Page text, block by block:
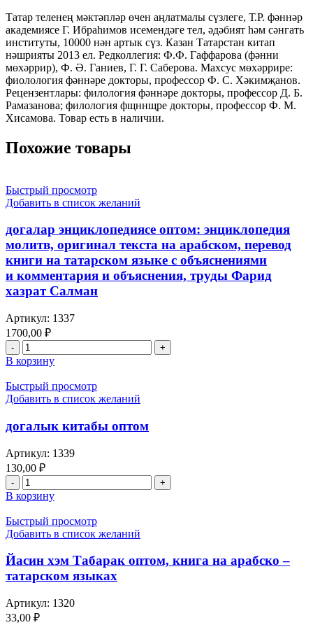
академиясе
Г.
Ибрахимов
исемендэге
тел,
эдэбият
хэм
сэнгать
институты,
артык
Татар теленең мәктәпләр өчен аңлатмалы сүзлеге, Т.Р. фәннәр
академиясе Г. Ибраһимов исемендәге тел, әдәбият һәм сәнгать
институты, 10000 нән артык сүз. Казан Татарстан китап
нәшрияты 2013 ел. Редколлегия: Ф.Ф. Гаффарова (фәнни
мөхәррир), Ф. Ә. Ганиев, Г. Г. Саберова. Махсус мөхәррире:
фиолология фәннәре докторы, профессор Ф. С. Хәкимҗанов.
Рецензентлары: филология фәннәре докторы, профессор Д. Б.
Рамазанова; филология фщннщре докторы, профессор Ф. М.
Хисамова. Товар есть в наличии.
Похожие товары
Быстрый просмотр
Добавить в список желаний
догалар энциклопедиясе оптом: энциклопедия
молитв, оригинал текста на арабском, перевод
книги на татарском языке с объяснениями
и комментария и объяснения, труды Фарид
хазрат Салман
Артикул: 1337
1700,00 ₽
Количество
товара
догалар
энциклопедиясе
оптом:
оригинал
на
арабском,
перевод
книги
татарском
языке
объяснениями
и комментария
и
объяснения,
труды
В корзину
Быстрый просмотр
Добавить в список желаний
догалык китабы оптом
Артикул: 1339
130,00 ₽
Количество
товара
догалык
китабы
оптом
В корзину
Быстрый просмотр
Добавить в список желаний
Йасин хэм Табарак оптом, книга на арабско –
татарском языках
Артикул: 1320
33,00 ₽